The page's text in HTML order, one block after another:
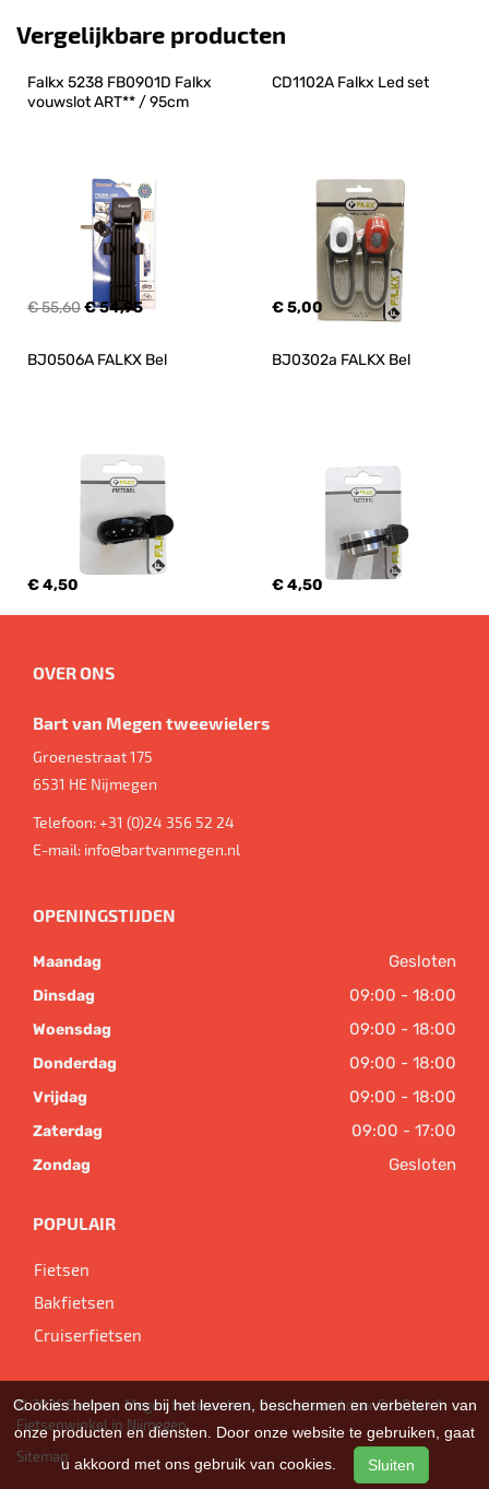
Vergelijkbare producten
Falkx 5238 FB0901D Falkx
vouwslot ART** / 95cm
€ 55,60€ 54,95
CD1102A Falkx Led set
€ 5,00
BJ0506A FALKX Bel
€ 4,50
BJ0302a FALKX Bel
€ 4,50
OVER ONS
Bart van Megen tweewielers
Groenestraat 175
6531 HE Nijmegen
Telefoon:+31 (0)24 356 52 24
E-mail: info@bartvanmegen.nl
OPENINGSTIJDEN
Maandag Gesloten
Dinsdag 09:00 - 18:00
Woensdag 09:00 - 18:00
Donderdag 09:00 - 18:00
Vrijdag 09:00 - 18:00
Zaterdag 09:00 - 17:00
Zondag Gesloten
POPULAIR
Fietsen
Bakfietsen
Cruiserfietsen
© 2026 Bart van Megen tweewielers. Ondersteund doorSitePack ®
Fietsenwinkel in Nijmegen
Sitemap
Cookies helpen ons bij het leveren, beschermen en verbeteren van
onze producten en diensten. Door onze website te gebruiken, gaat
u akkoord met ons gebruik van cookies.
Sluiten